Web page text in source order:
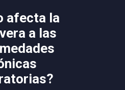
afecta la
a las